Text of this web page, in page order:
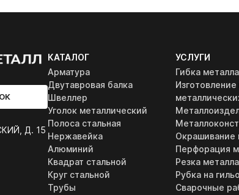
Д. 15
КАТАЛОГ
Арматура
Двутавровая балка
Швеллер
Уголок металлический
Полоса стальная
Нержавейка
Алюминий
Квадрат стальной
Круг стальной
Трубы
УСЛУГИ
Гибка металла
Изготовление
Окрашивание
Перфорация
Резка металла
Рубка на
Сварочные